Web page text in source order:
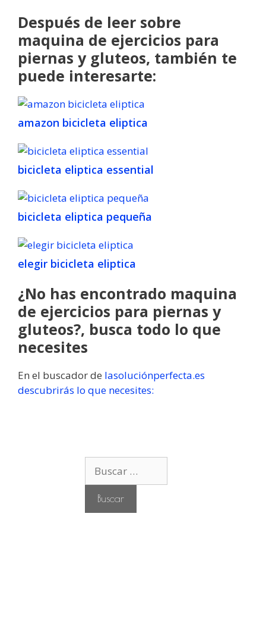
Después de leer sobre
maquina de ejercicios para
piernas y gluteos, también te
puede interesarte:
amazon bicicleta eliptica
bicicleta eliptica essential
bicicleta eliptica pequeña
elegir bicicleta eliptica
¿No has encontrado maquina
de ejercicios para piernas y
gluteos?, busca todo lo que
necesites
En el buscador de lasoluciónperfecta.es
descubrirás lo que necesites: